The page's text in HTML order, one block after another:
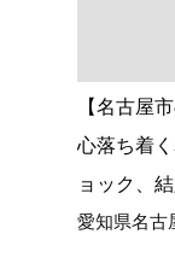
【名古屋
心落ち着
ョック、
愛知県名古